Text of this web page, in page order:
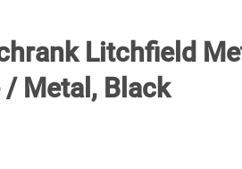
Litchfield
Metal, Black